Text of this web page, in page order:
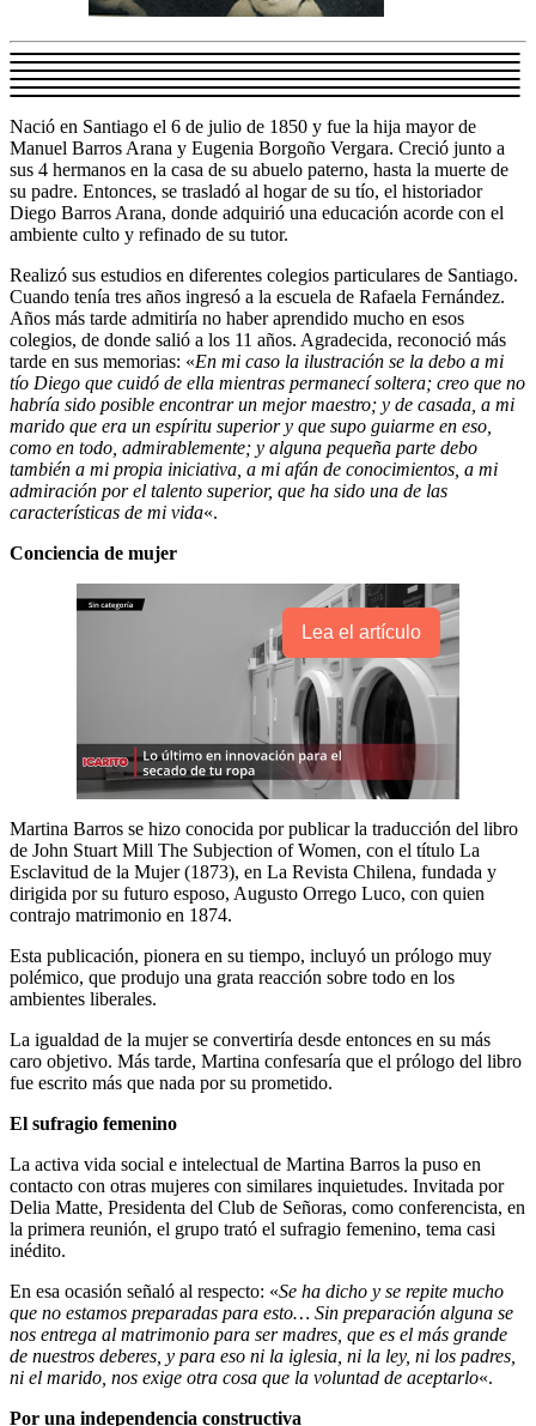
Nació en Santiago el 6 de julio de 1850 y fue la hija mayor de
Manuel Barros Arana y Eugenia Borgoño Vergara. Creció junto a
sus 4 hermanos en la casa de su abuelo paterno, hasta la muerte de
su padre. Entonces, se trasladó al hogar de su tío, el historiador
Diego Barros Arana, donde adquirió una educación acorde con el
ambiente culto y refinado de su tutor.
Realizó sus estudios en diferentes colegios particulares de Santiago.
Cuando tenía tres años ingresó a la escuela de Rafaela Fernández.
Años más tarde admitiría no haber aprendido mucho en esos
colegios, de donde salió a los 11 años. Agradecida, reconoció más
tarde en sus memorias: «En mi caso la ilustración se la debo a mi
tío Diego que cuidó de ella mientras permanecí soltera; creo que no
habría sido posible encontrar un mejor maestro; y de casada, a mi
marido que era un espíritu superior y que supo guiarme en eso,
como en todo, admirablemente; y alguna pequeña parte debo
también a mi propia iniciativa, a mi afán de conocimientos, a mi
admiración por el talento superior, que ha sido una de las
características de mi vida«.
Conciencia de mujer
Lea el artículo
Martina Barros se hizo conocida por publicar la traducción del libro
de John Stuart Mill The Subjection of Women, con el título La
Esclavitud de la Mujer (1873), en La Revista Chilena, fundada y
dirigida por su futuro esposo, Augusto Orrego Luco, con quien
contrajo matrimonio en 1874.
Esta publicación, pionera en su tiempo, incluyó un prólogo muy
polémico, que produjo una grata reacción sobre todo en los
ambientes liberales.
La igualdad de la mujer se convertiría desde entonces en su más
caro objetivo. Más tarde, Martina confesaría que el prólogo del libro
fue escrito más que nada por su prometido.
El sufragio femenino
La activa vida social e intelectual de Martina Barros la puso en
contacto con otras mujeres con similares inquietudes. Invitada por
Delia Matte, Presidenta del Club de Señoras, como conferencista, en
la primera reunión, el grupo trató el sufragio femenino, tema casi
inédito.
En esa ocasión señaló al respecto: «Se ha dicho y se repite mucho
que no estamos preparadas para esto… Sin preparación alguna se
nos entrega al matrimonio para ser madres, que es el más grande
de nuestros deberes, y para eso ni la iglesia, ni la ley, ni los padres,
ni el marido, nos exige otra cosa que la voluntad de aceptarlo«.
Por una independencia constructiva